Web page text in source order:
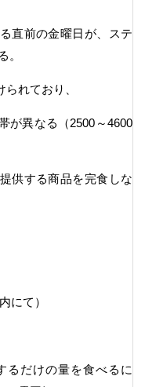
直前の金曜日が、ステ
。
れており、
が異なる（2500～4600
供する商品を完食しな
にて）
るだけの量を食べるに